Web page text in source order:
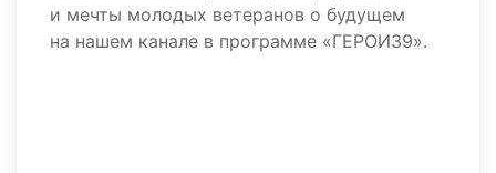
и мечты молодых ветеранов о будущем
на нашем канале в программе «ГЕРОИ39».